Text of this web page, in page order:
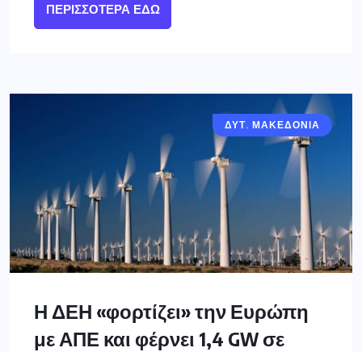
ΠΕΡΙΣΣΌΤΕΡΑ ΕΔΏ
ΔΥΤ. ΜΑΚΕΔΟΝΙΑ
Η ΔΕΗ «φορτίζει» την Ευρώπη
με ΑΠΕ και φέρνει 1,4 GW σε